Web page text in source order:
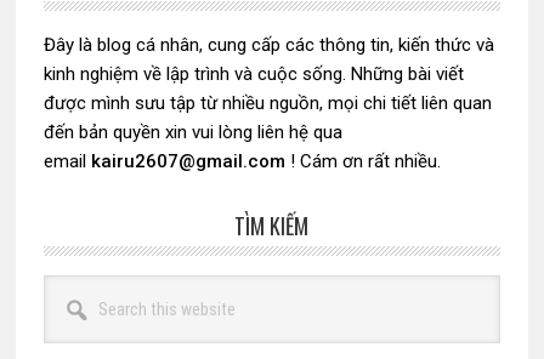
chính
Đây là blog cá nhân, cung cấp các thông tin, kiến thức và
kinh nghiệm về lập trình và cuộc sống. Những bài viết
được mình sưu tập từ nhiều nguồn, mọi chi tiết liên quan
đến bản quyền xin vui lòng liên hệ qua
email kairu2607@gmail.com ! Cám ơn rất nhiều.
TÌM KIẾM
this
website